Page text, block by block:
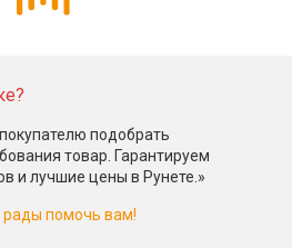
подобрать
товар. Гарантируем
и лучшие цены в Рунете.»
помочь вам!